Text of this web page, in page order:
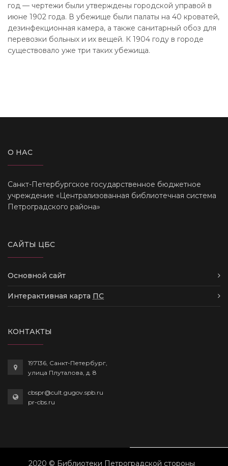
год — чертежи были утверждены городской управой в
июне 1902 года. В убежище были палаты на 40 кроватей,
дезинфекционная камера, а также санитарный обоз для
перевозки больных и их вещей. К 1904 году в городе
существовало уже три таких убежища.
О НАС
Санкт-Петербургское государственное бюджетное
учреждение «Централизованная библиотечная система
Петроградского района»
САЙТЫ ЦБС
Основной сайт
Интерактивная карта ПС
КОНТАКТЫ
197136, Санкт-Петербург,
улица Плуталова, д. 8
cbspr@cult.gugov.spb.ru
pr-cbs.ru
2020 © Библиотеки Петроградской стороны